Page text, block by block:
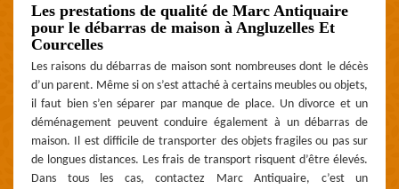
Les prestations de qualité de Marc Antiquaire
pour le débarras de maison à Angluzelles Et
Courcelles
Les raisons du débarras de maison sont nombreuses dont le décès
d’un parent. Même si on s’est attaché à certains meubles ou objets,
il faut bien s’en séparer par manque de place. Un divorce et un
déménagement peuvent conduire également à un débarras de
maison. Il est difficile de transporter des objets fragiles ou pas sur
de longues distances. Les frais de transport risquent d’être élevés.
Dans tous les cas, contactez Marc Antiquaire, c’est un